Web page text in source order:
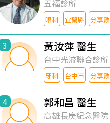
五福診所
眼科 宜蘭縣 分享
3 黃汝萍 醫生
台中光流聯合診所
牙科 台中市 分享
4 郭和昌 醫生
高雄長庚紀念醫院